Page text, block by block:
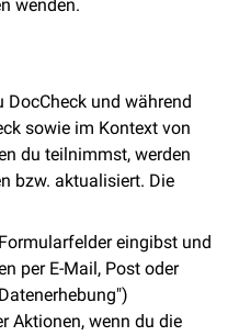
wenden.
DocCheck und während
sowie im Kontext von
du teilnimmst, werden
bzw. aktualisiert. Die
eingibst und
per E-Mail, Post oder
Aktionen, wenn du die